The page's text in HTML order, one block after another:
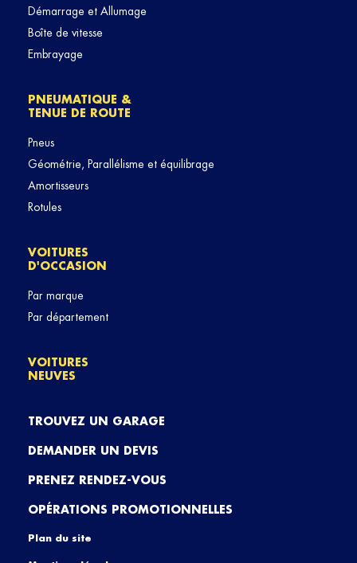
Démarrage et Allumage
Boîte de vitesse
Embrayage
PNEUMATIQUE &
TENUE DE ROUTE
Pneus
Géométrie, Parallélisme et équilibrage
Amortisseurs
Rotules
VOITURES
D'OCCASION
Par marque
Par département
VOITURES
NEUVES
TROUVEZ UN GARAGE
DEMANDER UN DEVIS
PRENEZ RENDEZ-VOUS
OPÉRATIONS PROMOTIONNELLES
Plan du site